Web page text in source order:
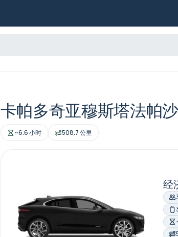
卡帕多奇亚穆斯塔法帕
~6.6 小时 508.7 公里
经